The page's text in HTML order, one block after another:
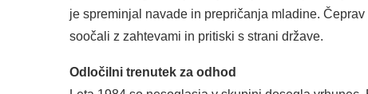
je spreminjal navade in prepričanja mladine.
soočali z zahtevami in pritiski s strani države.
Odločilni trenutek za odhod